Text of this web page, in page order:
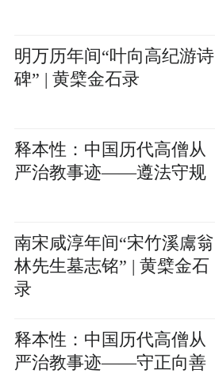
明万历年间“叶向高纪游诗
碑” | 黄檗金石录
释本性：中国历代高僧从
严治教事迹——遵法守规
南宋咸淳年间“宋竹溪鬳翁
林先生墓志铭” | 黄檗金石
录
释本性：中国历代高僧从
严治教事迹——守正向善